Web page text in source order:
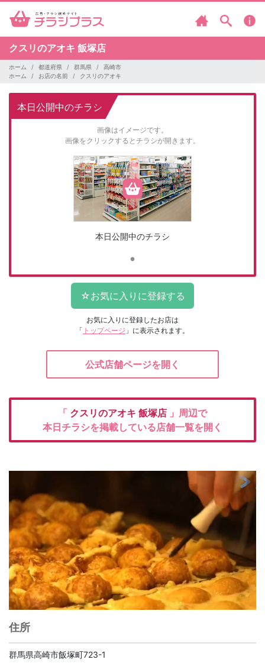
クスリのアオキ 飯塚店
ホーム 都道府県 群馬県
高崎市
ホーム
お店の名前 クスリのアオキ
本日公開中のチラシ
画像はイメージです。
画像をクリックするとチラシが開きます。
本日公開中のチラシ
お気に入りに登録したお店は
「 トップページ 」に表示されます。
公式店舗ページを開く
「 クスリのアオキ 飯塚店 」周辺で
本日チラシを掲載している店舗一覧を開く
住所
群馬県高崎市飯塚町723-1